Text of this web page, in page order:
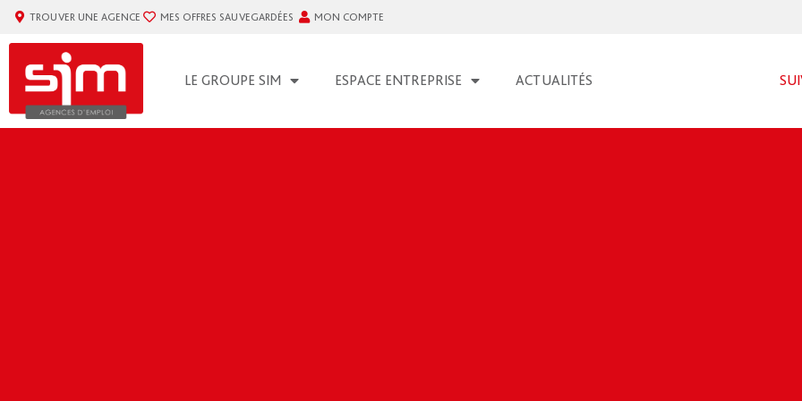
TROUVER UNE AGENCE MES OFFRES SAUVEGARDÉES MON COMPTE
LE GROUPE SIM ESPACE ENTREPRISE ACTUALITÉS